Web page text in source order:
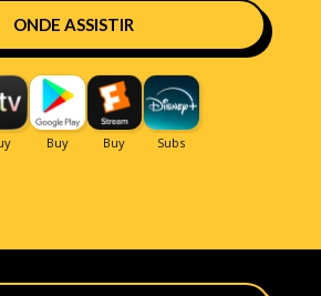
ONDE ASSISTIR